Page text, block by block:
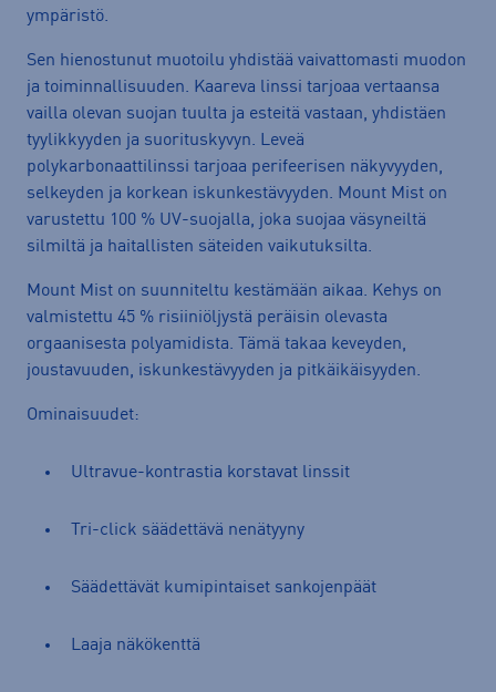
ympäristö.
Sen hienostunut muotoilu yhdistää vaivattomasti muodon
ja toiminnallisuuden. Kaareva linssi tarjoaa vertaansa
vailla olevan suojan tuulta ja esteitä vastaan, yhdistäen
tyylikkyyden ja suorituskyvyn. Leveä
polykarbonaattilinssi tarjoaa perifeerisen näkyvyyden,
selkeyden ja korkean iskunkestävyyden. Mount Mist on
varustettu 100 % UV-suojalla, joka suojaa väsyneiltä
silmiltä ja haitallisten säteiden vaikutuksilta.
Mount Mist on suunniteltu kestämään aikaa. Kehys on
valmistettu 45 % risiiniöljystä peräisin olevasta
orgaanisesta polyamidista. Tämä takaa keveyden,
joustavuuden, iskunkestävyyden ja pitkäikäisyyden.
Ominaisuudet:
Ultravue-kontrastia korstavat linssit
Tri-click säädettävä nenätyyny
Säädettävät kumipintaiset sankojenpäät
Laaja näkökenttä